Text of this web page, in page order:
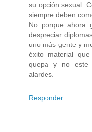
su opción sexual.
siempre deben
No porque ahora
despreciar
uno más gente y
éxito material
quepa y no este
alardes.
Responder